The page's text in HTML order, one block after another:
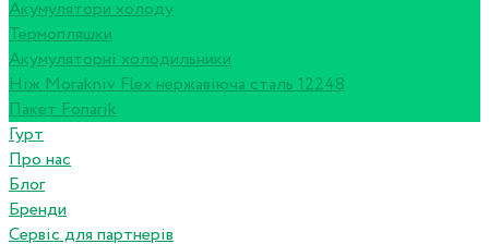
Акумулятори холоду
Термопляшки
Акумуляторні холодильники
Ніж Morakniv Flex нержавіюча сталь 12248
Пакет Fonarik
Гурт
Про нас
Блог
Бренди
Сервіс для партнерів